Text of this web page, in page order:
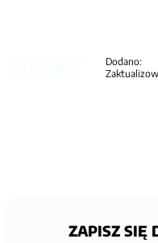
Dodano:
ZAPISZ SIĘ